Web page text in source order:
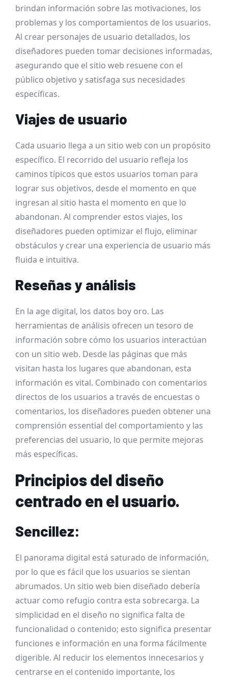
brindan información sobre las motivaciones, los
problemas y los comportamientos de los usuarios.
Al crear personajes de usuario detallados, los
diseñadores pueden tomar decisiones informadas,
asegurando que el sitio web resuene con el
público objetivo y satisfaga sus necesidades
específicas.
Viajes de usuario
Cada usuario llega a un sitio web con un propósito
específico. El recorrido del usuario refleja los
caminos típicos que estos usuarios toman para
lograr sus objetivos, desde el momento en que
ingresan al sitio hasta el momento en que lo
abandonan. Al comprender estos viajes, los
diseñadores pueden optimizar el flujo, eliminar
obstáculos y crear una experiencia de usuario más
fluida e intuitiva.
Reseñas y análisis
En la age digital, los datos boy oro. Las
herramientas de análisis ofrecen un tesoro de
información sobre cómo los usuarios interactúan
con un sitio web. Desde las páginas que más
visitan hasta los lugares que abandonan, esta
información es vital. Combinado con comentarios
directos de los usuarios a través de encuestas o
comentarios, los diseñadores pueden obtener una
comprensión essential del comportamiento y las
preferencias del usuario, lo que permite mejoras
más específicas.
Principios del diseño
centrado en el usuario.
Sencillez:
El panorama digital está saturado de información,
por lo que es fácil que los usuarios se sientan
abrumados. Un sitio web bien diseñado debería
actuar como refugio contra esta sobrecarga. La
simplicidad en el diseño no significa falta de
funcionalidad o contenido; esto significa presentar
funciones e información en una forma fácilmente
digerible. Al reducir los elementos innecesarios y
centrarse en el contenido importante, los